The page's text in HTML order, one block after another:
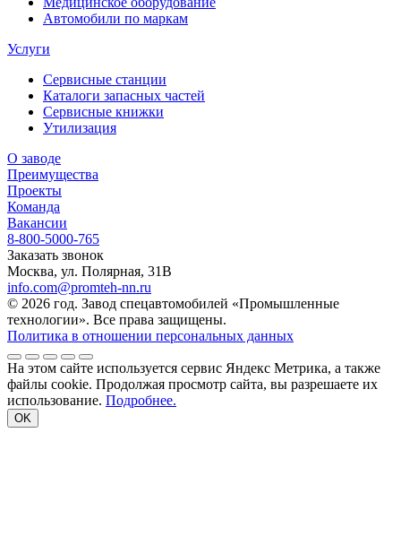
Автомобили по маркам
Услуги
Сервисные станции
Каталоги запасных частей
Сервисные книжки
Утилизация
О заводе
Преимущества
Проекты
Команда
Вакансии
8-800-5000-765
Заказать звонок
Москва, ул. Полярная, 31В
info.com@promteh-nn.ru
© 2026 год. Завод спецавтомобилей «Промышленные
технологии». Все права защищены.
Политика в отношении персональных данных
На этом сайте используется сервис Яндекс Метрика, а также
файлы cookie. Продолжая просмотр сайта, вы разрешаете их
использование. Подробнее.
OK